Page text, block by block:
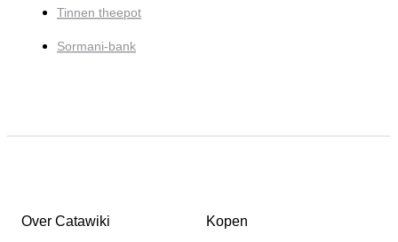
Tinnen theepot
Sormani-bank
Over Catawiki Kopen